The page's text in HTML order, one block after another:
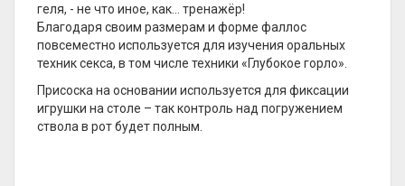
геля, - не что иное, как… тренажёр!
Благодаря своим размерам и форме фаллос
повсеместно используется для изучения оральных
техник секса, в том числе техники «Глубокое горло».
Присоска на основании используется для фиксации
игрушки на столе – так контроль над погружением
ствола в рот будет полным.